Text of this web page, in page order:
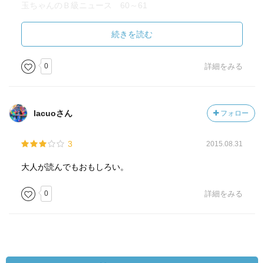
玉ちゃんのＢ級ニュース 60～61
読者のおたより、予告/パトラっちとこまっち 65
きわめろ!! パズル道 66
続きを読む
0 詳細をみる
lacuoさん フォロー
3 2015.08.31
大人が読んでもおもしろい。
0 詳細をみる